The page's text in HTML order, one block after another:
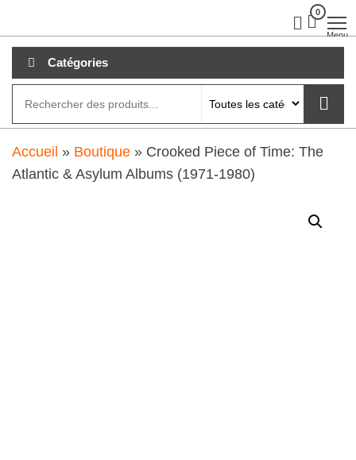
au
contenu
0
Menu
Catégories
Accueil » Boutique » Crooked Piece of Time: The
Atlantic & Asylum Albums (1971-1980)